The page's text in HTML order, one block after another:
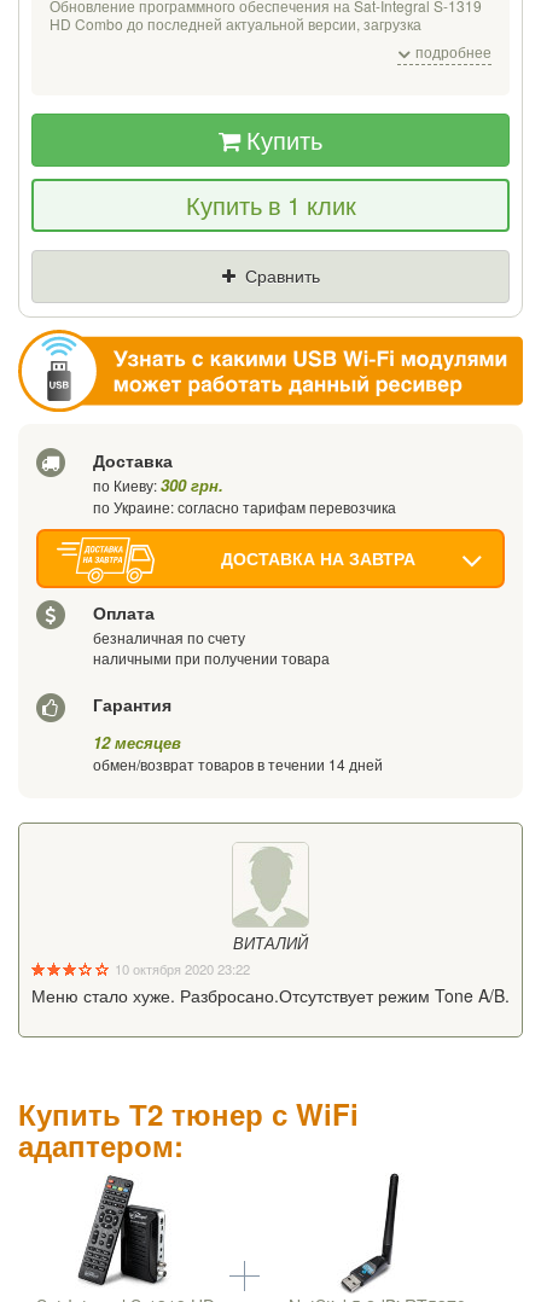
Обновление программного обеспечения на Sat-Integral S-1319
HD Combo до последней актуальной версии, загрузка
подробнее
Купить
Купить в 1 клик
Сравнить
Доставка
по Киеву:300 грн.
по Украине: согласно тарифам перевозчика
ДОСТАВКА НА ЗАВТРА
Оплата
безналичная по счету
наличными при получении товара
Гарантия
12 месяцев
обмен/возврат товаров в течении 14 дней
ВИТАЛИЙ
10 октября 2020 23:22
Меню стало хуже. Разбросано.Отсутствует режим Tone A/B.
Купить Т2 тюнер с WiFi
адаптером: